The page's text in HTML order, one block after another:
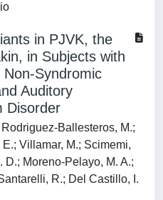
in PJVK, the
in Subjects with
Syndromic
Auditory
Disorder
Ballesteros, M.;
Villamar, M.; Scimemi,
D.; Moreno-Pelayo, M. A.;
R.; Del Castillo, I.